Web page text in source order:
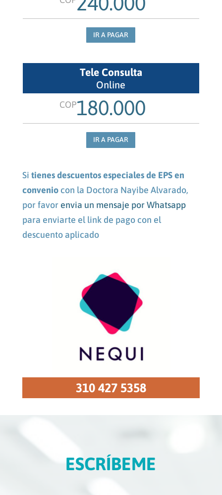
IR A PAGAR
Tele Consulta
Online
COP180.000
IR A PAGAR
Si tienes descuentos especiales de EPS en
conveniocon la Doctora Nayibe Alvarado,
por favor envia un mensaje por Whatsapp
para enviarte el link de pago con el
descuento aplicado
310 427 5358
ESCRÍBEME